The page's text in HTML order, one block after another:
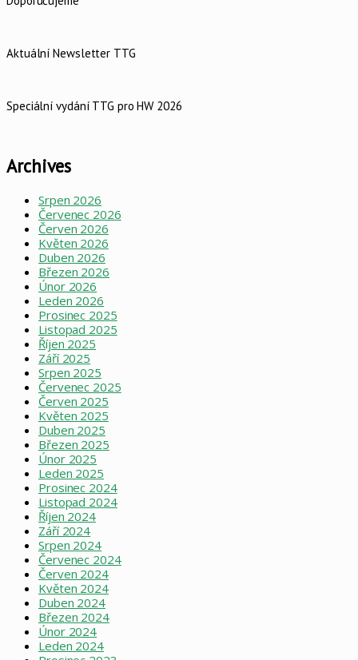
Aktuální Newsletter TTG
Speciální vydání TTG pro HW 2026
Archives
Srpen 2026
Červenec 2026
Červen 2026
Květen 2026
Duben 2026
Březen 2026
Únor 2026
Leden 2026
Prosinec 2025
Listopad 2025
Říjen 2025
Září 2025
Srpen 2025
Červenec 2025
Červen 2025
Květen 2025
Duben 2025
Březen 2025
Únor 2025
Leden 2025
Prosinec 2024
Listopad 2024
Říjen 2024
Září 2024
Srpen 2024
Červenec 2024
Červen 2024
Květen 2024
Duben 2024
Březen 2024
Únor 2024
Leden 2024